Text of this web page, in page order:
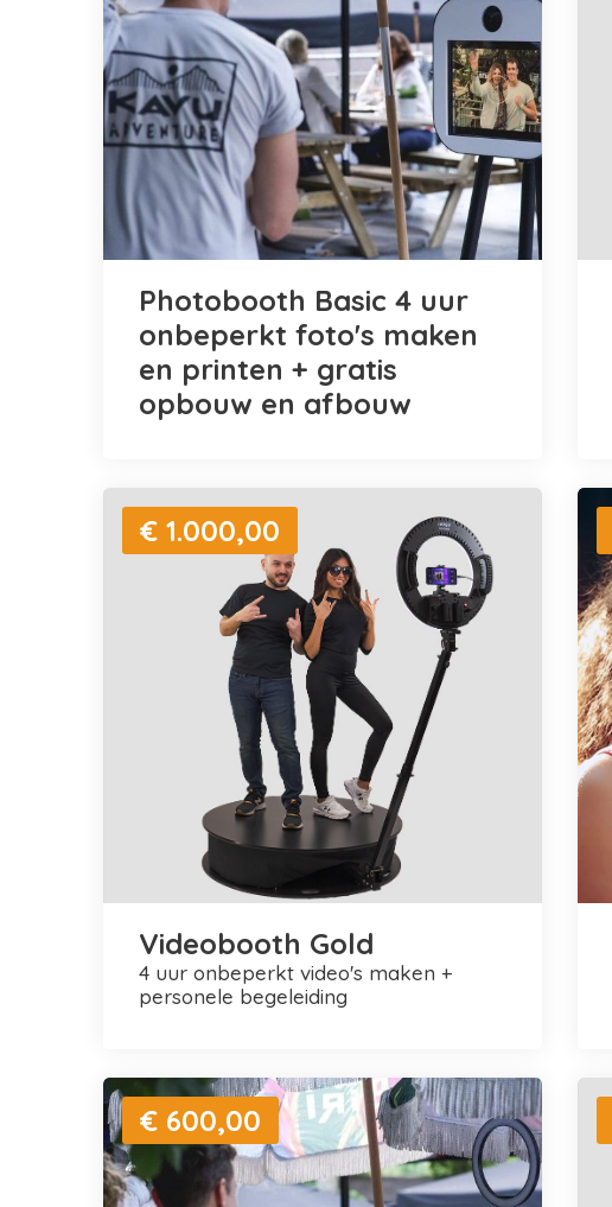
Photobooth Basic 4 uur
onbeperkt foto's maken
en printen + gratis
opbouw en afbouw
€ 1.000,00
Videobooth Gold
4 uur onbeperkt video's maken +
personele begeleiding
€ 600,00